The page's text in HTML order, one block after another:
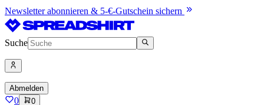
Newsletter abonnieren & 5-€-Gutschein sichern
Suche
Abmelden
0 0